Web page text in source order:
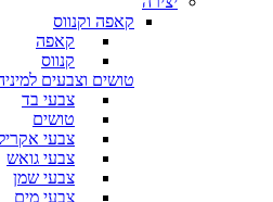
קאפה וקנווס
קאפה
קנווס
טושים וצבעים
צבעי בד
טושים
צבעי
צבעי גואש
צבעי שמן
צבעי מים